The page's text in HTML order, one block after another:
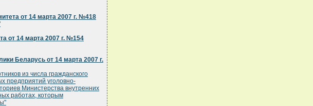
от 14 марта 2007 г. №418
от 14 марта 2007 г. №154
Беларусь от 14 марта 2007 г.
из числа гражданского
предприятий уголовно-
Министерства внутренних
работах, которым